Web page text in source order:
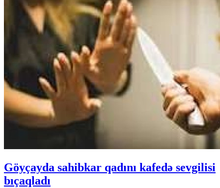
Göyçayda sahibkar qadını kafedə sevgilisi
bıçaqladı